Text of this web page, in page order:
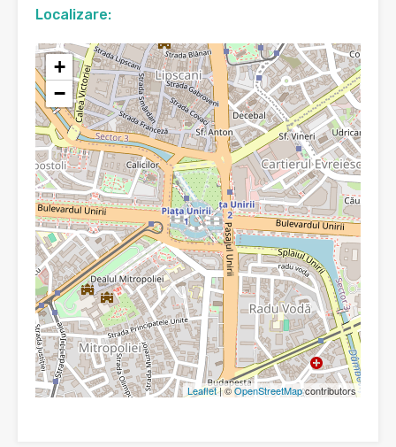
Localizare:
+
−
Leaflet| ©OpenStreetMapcontributors